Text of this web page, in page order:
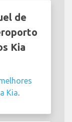
de
Kia
Kia